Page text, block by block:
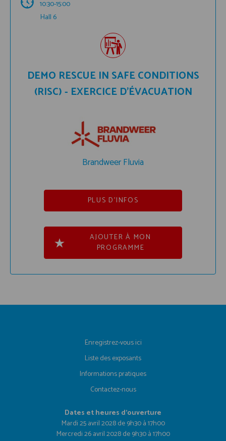
10:30-15:00
Hall 6
DEMO RESCUE IN SAFE CONDITIONS
(RISC) - EXERCICE D’ÉVACUATION
Brandweer Fluvia
PLUS D'INFOS
AJOUTER À MON
PROGRAMME
Enregistrez-vous ici
Liste des exposants
Informations pratiques
Contactez-nous
Dates et heures d'ouverture
Mardi 25 avril 2028 de 9h30 à 17h00
Mercredi 26 avril 2028 de 9h30 à 17h00